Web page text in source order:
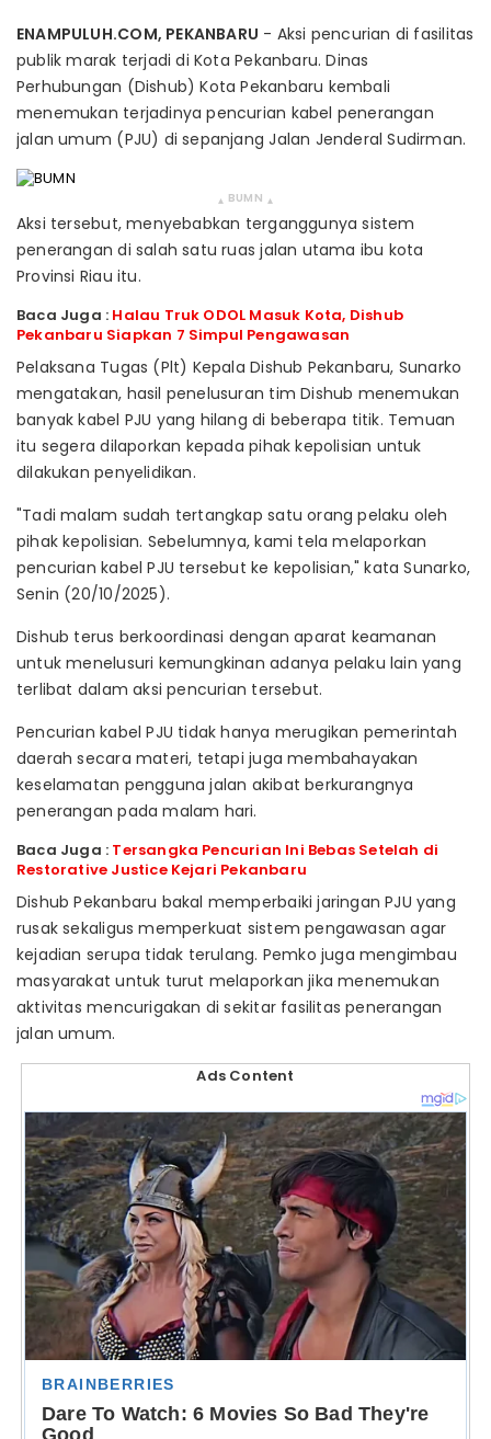
ENAMPULUH.COM, PEKANBARU - Aksi pencurian di fasilitas
publik marak terjadi di Kota Pekanbaru. Dinas
Perhubungan (Dishub) Kota Pekanbaru kembali
menemukan terjadinya pencurian kabel penerangan
jalan umum (PJU) di sepanjang Jalan Jenderal Sudirman.
▴ BUMN ▴
Aksi tersebut, menyebabkan terganggunya sistem
penerangan di salah satu ruas jalan utama ibu kota
Provinsi Riau itu.
Baca Juga : Halau Truk ODOL Masuk Kota, Dishub
Pekanbaru Siapkan 7 Simpul Pengawasan
Pelaksana Tugas (Plt) Kepala Dishub Pekanbaru, Sunarko
mengatakan, hasil penelusuran tim Dishub menemukan
banyak kabel PJU yang hilang di beberapa titik. Temuan
itu segera dilaporkan kepada pihak kepolisian untuk
dilakukan penyelidikan.
"Tadi malam sudah tertangkap satu orang pelaku oleh
pihak kepolisian. Sebelumnya, kami tela melaporkan
pencurian kabel PJU tersebut ke kepolisian," kata Sunarko,
Senin (20/10/2025).
Dishub terus berkoordinasi dengan aparat keamanan
untuk menelusuri kemungkinan adanya pelaku lain yang
terlibat dalam aksi pencurian tersebut.
Pencurian kabel PJU tidak hanya merugikan pemerintah
daerah secara materi, tetapi juga membahayakan
keselamatan pengguna jalan akibat berkurangnya
penerangan pada malam hari.
Baca Juga : Tersangka Pencurian Ini Bebas Setelah di
Restorative Justice Kejari Pekanbaru
Dishub Pekanbaru bakal memperbaiki jaringan PJU yang
rusak sekaligus memperkuat sistem pengawasan agar
kejadian serupa tidak terulang. Pemko juga mengimbau
masyarakat untuk turut melaporkan jika menemukan
aktivitas mencurigakan di sekitar fasilitas penerangan
jalan umum.
Ads Content